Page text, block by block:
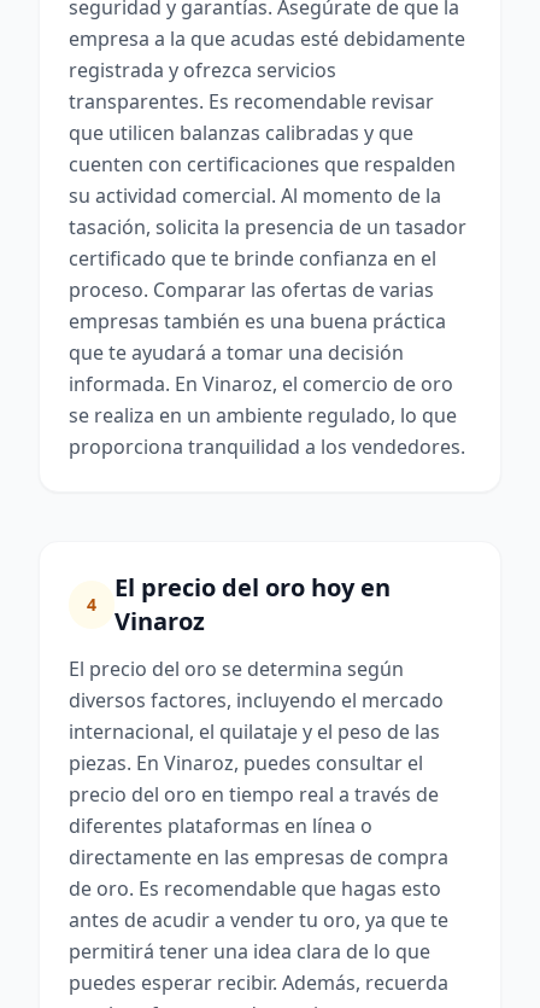
seguridad y garantías. Asegúrate de que la
empresa a la que acudas esté debidamente
registrada y ofrezca servicios
transparentes. Es recomendable revisar
que utilicen balanzas calibradas y que
cuenten con certificaciones que respalden
su actividad comercial. Al momento de la
tasación, solicita la presencia de un tasador
certificado que te brinde confianza en el
proceso. Comparar las ofertas de varias
empresas también es una buena práctica
que te ayudará a tomar una decisión
informada. En Vinaroz, el comercio de oro
se realiza en un ambiente regulado, lo que
proporciona tranquilidad a los vendedores.
4
El precio del oro hoy en
Vinaroz
El precio del oro se determina según
diversos factores, incluyendo el mercado
internacional, el quilataje y el peso de las
piezas. En Vinaroz, puedes consultar el
precio del oro en tiempo real a través de
diferentes plataformas en línea o
directamente en las empresas de compra
de oro. Es recomendable que hagas esto
antes de acudir a vender tu oro, ya que te
permitirá tener una idea clara de lo que
puedes esperar recibir. Además, recuerda